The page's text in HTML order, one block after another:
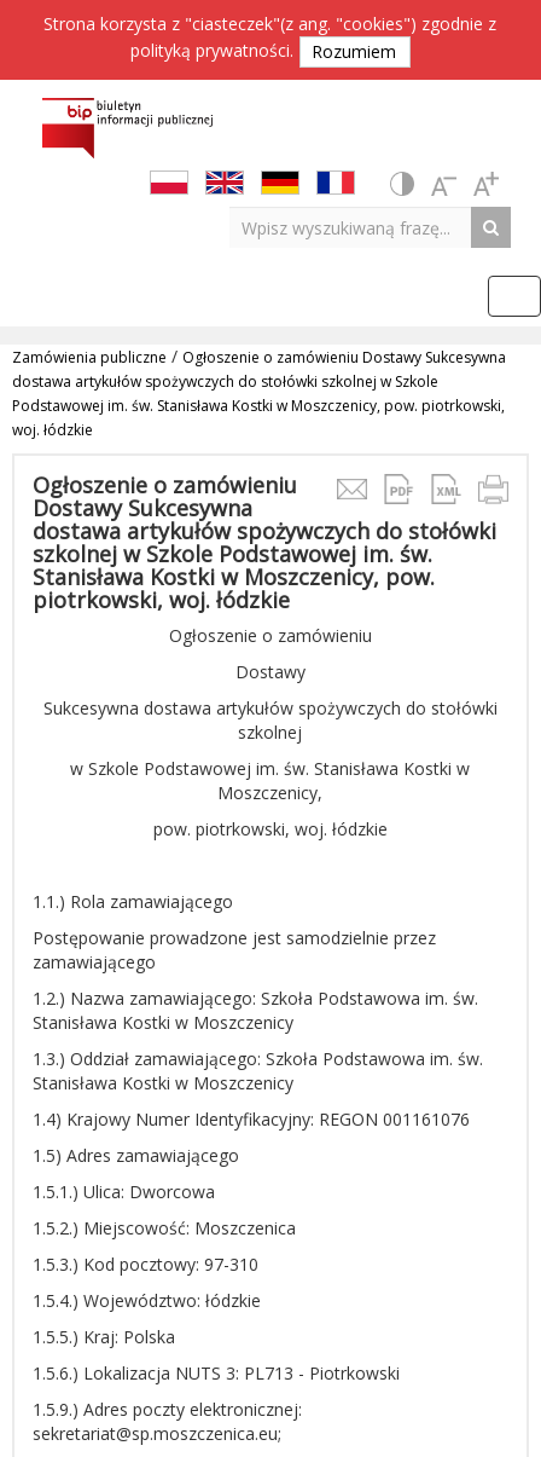
Strona korzysta z "ciasteczek"(z ang. "cookies") zgodnie z
polityką prywatności. Rozumiem
Zamówienia publiczne / Ogłoszenie o zamówieniu Dostawy Sukcesywna
dostawa artykułów spożywczych do stołówki szkolnej w Szkole
Podstawowej im. św. Stanisława Kostki w Moszczenicy, pow. piotrkowski,
woj. łódzkie
Ogłoszenie o zamówieniu
Dostawy Sukcesywna
dostawa artykułów spożywczych do stołówki
szkolnej w Szkole Podstawowej im. św.
Stanisława Kostki w Moszczenicy, pow.
piotrkowski, woj. łódzkie
Ogłoszenie o zamówieniu
Dostawy
Sukcesywna dostawa artykułów spożywczych do stołówki
szkolnej
w Szkole Podstawowej im. św. Stanisława Kostki w
Moszczenicy,
pow. piotrkowski, woj. łódzkie
1.1.) Rola zamawiającego
Postępowanie prowadzone jest samodzielnie przez
zamawiającego
1.2.) Nazwa zamawiającego: Szkoła Podstawowa im. św.
Stanisława Kostki w Moszczenicy
1.3.) Oddział zamawiającego: Szkoła Podstawowa im. św.
Stanisława Kostki w Moszczenicy
1.4) Krajowy Numer Identyfikacyjny: REGON 001161076
1.5) Adres zamawiającego
1.5.1.) Ulica: Dworcowa
1.5.2.) Miejscowość: Moszczenica
1.5.3.) Kod pocztowy: 97-310
1.5.4.) Województwo: łódzkie
1.5.5.) Kraj: Polska
1.5.6.) Lokalizacja NUTS 3: PL713 - Piotrkowski
1.5.9.) Adres poczty elektronicznej:
sekretariat@sp.moszczenica.eu;